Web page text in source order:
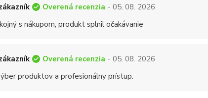
Overená recenzia - 05. 08. 2026
s nákupom, produkt splnil očakávanie
Overená recenzia - 05. 08. 2026
produktov a profesionálny prístup.